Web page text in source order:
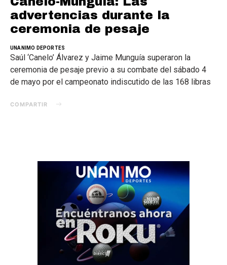
advertencias durante la
ceremonia de pesaje
UNANIMO DEPORTES
Saúl ‘Canelo’ Álvarez y Jaime Munguía superaron la
ceremonia de pesaje previo a su combate del sábado 4
de mayo por el campeonato indiscutido de las 168 libras
COMPARTIR